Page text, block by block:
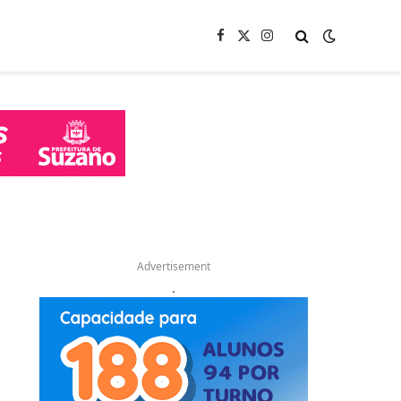
Facebook
X
Instagram
Advertisement
.